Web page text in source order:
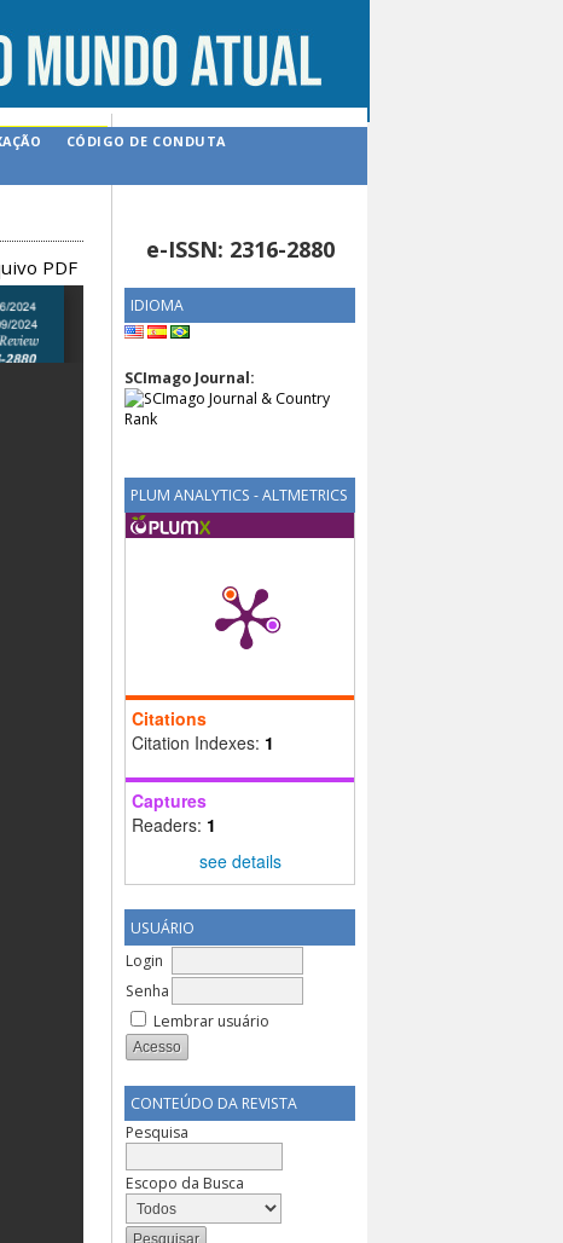
e-ISSN: 2316-2880
IDIOMA
SCImago Journal:
PLUM ANALYTICS - ALTMETRICS
Citation Indexes:1
Readers:1
USUÁRIO
Login
Senha
Lembrar usuário
CONTEÚDO DA REVISTA
Pesquisa
Escopo da Busca
CÓDIGO DE CONDUTA
PDF